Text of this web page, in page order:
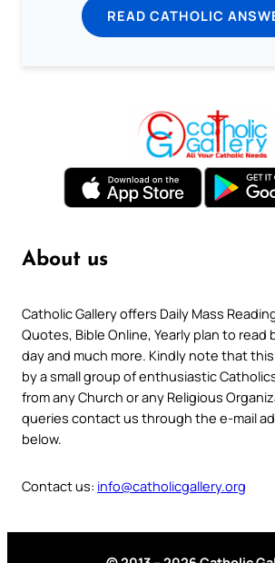
READ CATHOLIC
About us
Catholic Gallery offers Daily Mass
Quotes, Bible Online, Yearly plan to read
day and much more. Kindly note that
by a small group of enthusiastic
from any Church or any Religious
queries contact us through the e-mail
below.
Contact us: info@catholicgallery.org